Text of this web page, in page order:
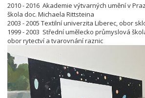
2010 - 2016 Akademie výtvarných umění v
škola doc. Michaela Rittsteina
2003 - 2005 Textilní univerzita Liberec, obor
1999 - 2003 Střední umělecko průmyslová
obor rytectví a tvarovnání raznic